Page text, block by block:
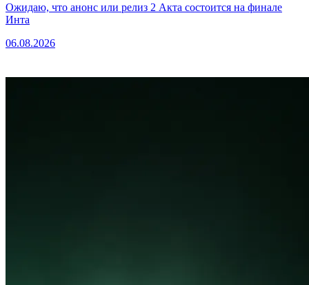
Ожидаю, что анонс или релиз 2 Акта состоится на финале
Инта
06.08.2026